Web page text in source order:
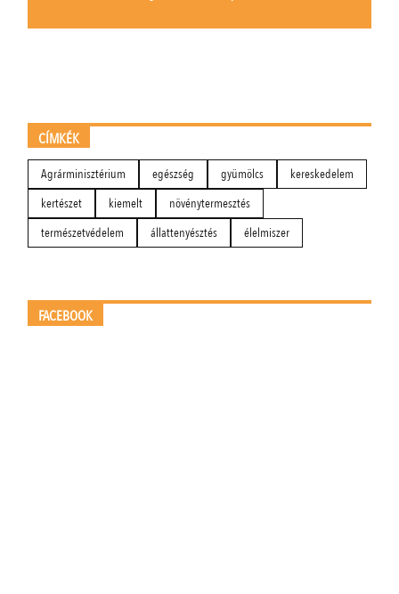
CÍMKÉK
Agrárminisztérium egészség gyümölcs
kereskedelem
kertészet
kiemelt
növénytermesztés
természetvédelem
állattenyésztés élelmiszer
FACEBOOK